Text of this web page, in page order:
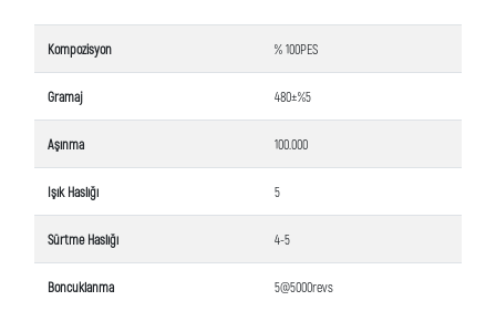
Kompozisyon % 100PES
Gramaj 480±%5
Aşınma 100.000
Işık Haslığı 5
Sürtme Haslığı 4-5
Boncuklanma 5@5000revs